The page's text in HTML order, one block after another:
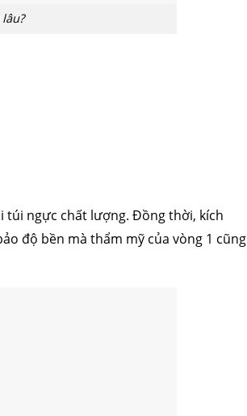
túi ngực chất lượng. Đồng thời, kích
độ bền mà thẩm mỹ của vòng 1 cũng